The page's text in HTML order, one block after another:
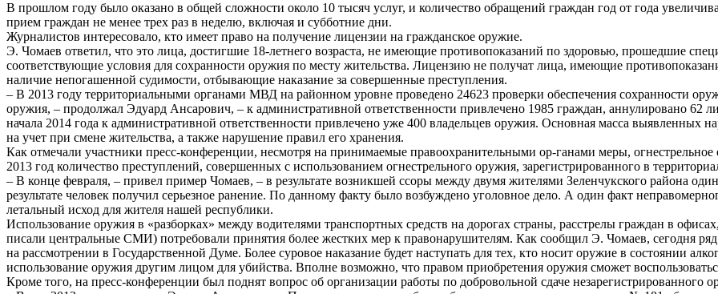
В прошлом году было оказано в общей сложности около 10 тысяч услуг, и количество обращений граждан год от года
прием граждан не менее трех раз в неделю, включая и субботние дни.
Журналистов интересовало, кто имеет право на получение лицензии на гражданское оружие.
Э. Чомаев ответил, что это лица, достигшие 18-летнего возраста, не имеющие противопоказаний по здоровью, прошедшие
соответствующие условия для сохранности оружия по месту жительства. Лицензию не получат лица, имеющие
наличие непогашенной судимости, отбывающие наказание за совершенные преступления.
– В 2013 году территориальными органами МВД на районном уровне проведено 24623 проверки обеспечения сохранности
оружия, – продолжал Эдуард Ансарович, – к административной ответственности привлечено 1985 граждан, аннулировано 62
начала 2014 года к административной ответственности привлечено уже 400 владельцев оружия. Основная масса выявленных
на учет при смене жительства, а также нарушение правил его хранения.
Как отмечали участники пресс-конференции, несмотря на принимаемые правоохранительными ор-ганами меры, огнестрельное
2013 год количество преступлений, совершенных с использованием огнестрельного оружия, зарегистрированного в
– В конце февраля, – привел пример Чомаев, – в результате возникшей ссоры между двумя жителями Зеленчукского района
результате человек получил серьезное ранение. По данному факту было возбуждено уголовное дело. А один факт
летальный исход для жителя нашей республики.
Использование оружия в «разборках» между водителями транспортных средств на дорогах страны, расстрелы граждан в
писали центральные СМИ) потребовали принятия более жестких мер к правонарушителям. Как сообщил Э. Чомаев, сегодня ряд
на рассмотрении в Государственной Думе. Более суровое наказание будет наступать для тех, кто носит оружие в состоянии
использование оружия другим лицом для убийства. Вполне возможно, что правом приобретения оружия сможет
Кроме того, на пресс-конференции был поднят вопрос об организации работы по добровольной сдаче незарегистрированного